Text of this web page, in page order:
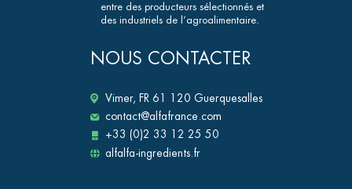
entre des producteurs sélectionnés et
des industriels de l’agroalimentaire.
NOUS CONTACTER
Vimer, FR 61 120 Guerquesalles
contact@alfafrance.com
+33 (0)2 33 12 25 50
alfalfa-ingredients.fr